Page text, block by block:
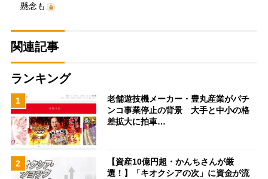
懸念も
関連記事
ランキング
1
老舗遊技機メーカー・豊丸産業がパチ
ンコ事業停止の背景 大手と中小の格
差拡大に拍車…
2
【資産10億円超・かんちさんが厳
選！】「キオクシアの次」に資金が流